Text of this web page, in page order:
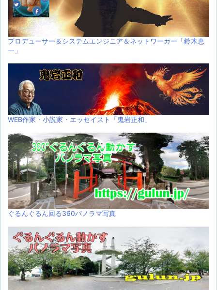
プロデューサー＆システムエンジニア＆ネットワーカー「鈴木恵
一」
WEB作家・小説家・エッセイスト「鬼岩正和」
ぐるんぐるん回る360パノラマ写真